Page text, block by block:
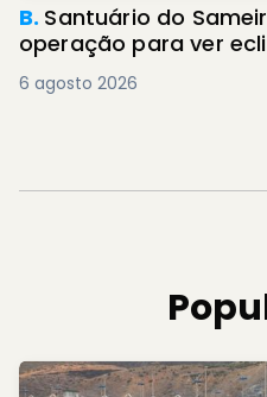
B. Santuário do
operação para ver
6 agosto 2026